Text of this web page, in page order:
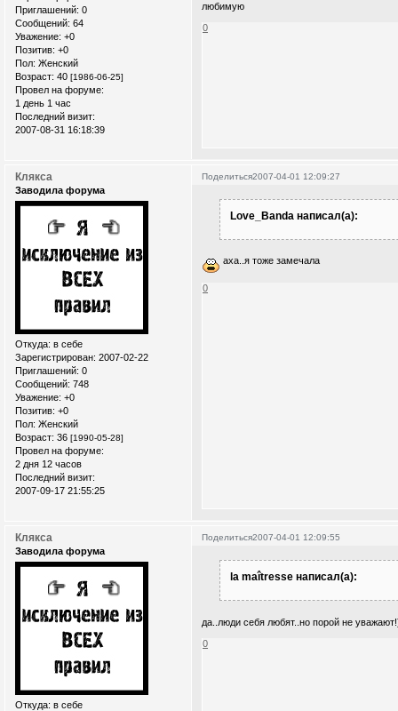
Приглашений: 0
Сообщений: 64
Уважение: +0
Позитив: +0
Пол: Женский
Возраст: 40 [1986-06-25]
Провел на форуме:
1 день 1 час
Последний визит:
2007-08-31 16:18:39
любимую
0
Поделиться2007-04-01 12:09:27
Клякса
Заводила форума
Откуда: в себе
Зарегистрирован: 2007-02-22
Приглашений: 0
Сообщений: 748
Уважение: +0
Позитив: +0
Пол: Женский
Возраст: 36 [1990-05-28]
Провел на форуме:
2 дня 12 часов
Последний визит:
2007-09-17 21:55:25
Love_Banda написал(а):
аха..я тоже замечала
0
Поделиться2007-04-01 12:09:55
Клякса
Заводила форума
Откуда: в себе
la maîtresse написал(а):
да..люди себя любят..но порой не
0